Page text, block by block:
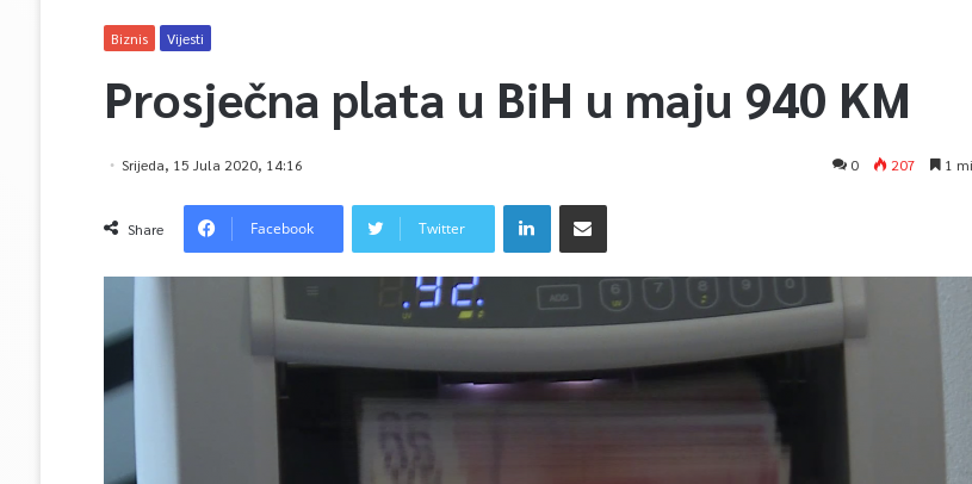
Biznis Vijesti
Prosječna plata u BiH u maju 940 KM
Srijeda, 15 Jula 2020, 14:16 0 207 1
Share Facebook Twitter